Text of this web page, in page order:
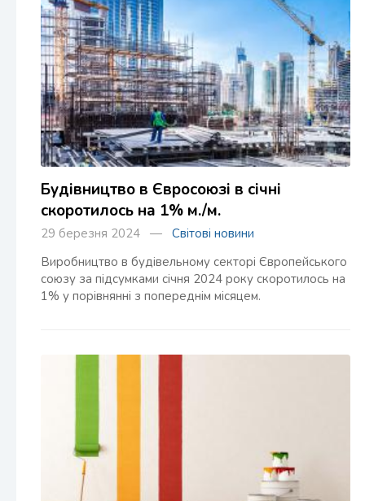
Будівництво в Євросоюзі в січні
скоротилось на 1% м./м.
29 березня 2024 — Світові новини
Виробництво в будівельному секторі Європейського
союзу за підсумками січня 2024 року скоротилось на
1% у порівнянні з попереднім місяцем.